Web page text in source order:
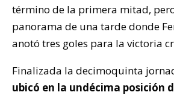
término de la primera mitad,
panorama de una tarde donde
anotó tres goles para la victoria
Finalizada la decimoquinta
ubicó en la undécima posición